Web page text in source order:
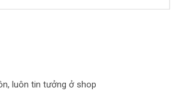
luôn tin tưởng ở shop